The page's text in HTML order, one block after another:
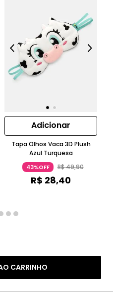
CARRINHO
Adicionar
Tapa Olhos Vaca 3D Plush
Azul Turquesa
43%OFF R$49,90
R$ 28,40